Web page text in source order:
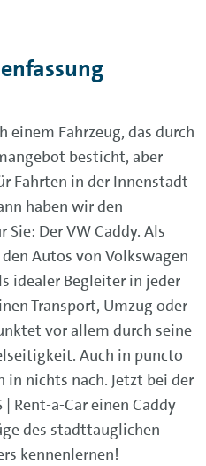
einem Fahrzeug, das durch
besticht, aber
Fahrten in der Innenstadt
haben wir den
Sie: Der VW Caddy. Als
Autos von Volkswagen
idealer Begleiter in jeder
Transport, Umzug oder
vor allem durch seine
Auch in puncto
nichts nach. Jetzt bei der
Rent-a-Car einen Caddy
des stadttauglichen
kennenlernen!